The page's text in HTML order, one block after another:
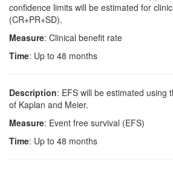
confidence limits will be estimated for
(CR+PR+SD).
Measure: Clinical benefit rate
Time: Up to 48 months
Description: EFS will be estimated using
of Kaplan and Meier.
Measure: Event free survival (EFS)
Time: Up to 48 months